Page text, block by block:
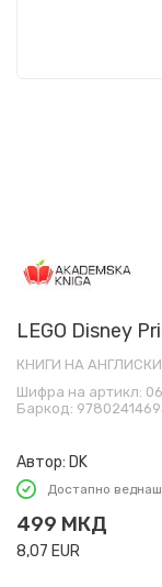
LEGO Disney
КНИГИ НА
Шифра на артикл:
Баркод:
Автор: DK
Достапно веднаш
499 МКД
8,07 EUR